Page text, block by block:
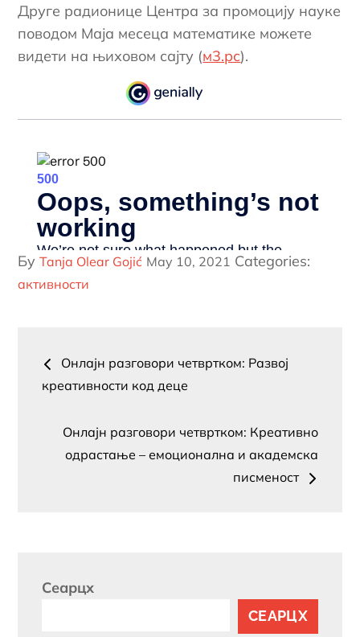
Друге радионице Центра за промоцију науке
поводом Маја месеца математике можете
видети на њиховом сајту (м3.рс).
БyTanja Olear Gojić Постед
Маy 10, 2021 Categories:
активности
Пост
навигатион
Онлајн разговори четвртком: Развој
креативности код деце
Онлајн разговори четвртком: Креативно
одрастање – емоционална и академска
писменост
Сеарцх
СЕАРЦХ